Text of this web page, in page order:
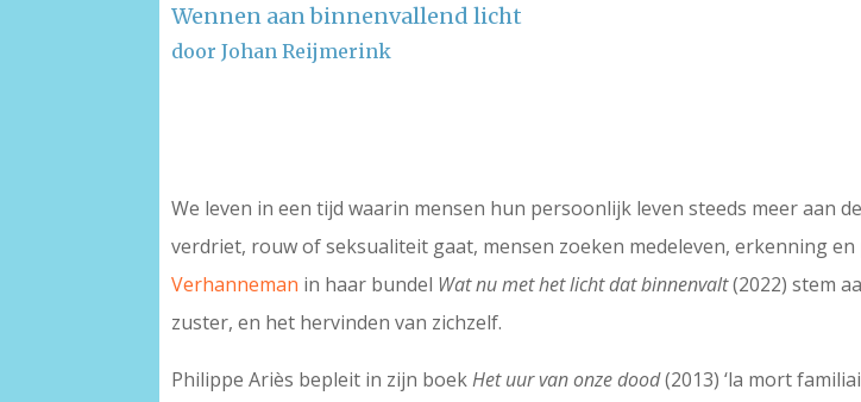
Wennen aan binnenvallend licht
door Johan Reijmerink
We leven in een tijd waarin mensen hun persoonlijk leven steeds meer aan
verdriet, rouw of seksualiteit gaat, mensen zoeken medeleven, erkenning
Verhanneman in haar bundel Wat nu met het licht dat binnenvalt(2022) stem
zuster, en het hervinden van zichzelf.
Philippe Ariès bepleit in zijn boekHet uur van onze dood(2013) ‘la mort